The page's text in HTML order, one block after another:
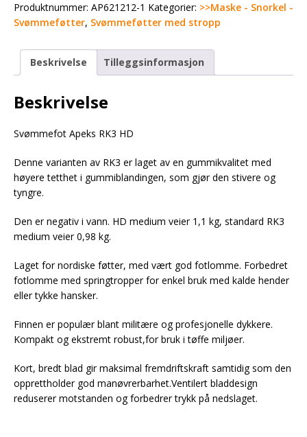
Produktnummer: AP621212-1 Kategorier: >>Maske - Snorkel -
Svømmeføtter, Svømmeføtter med stropp
Beskrivelse Tilleggsinformasjon
Beskrivelse
Svømmefot Apeks RK3 HD
Denne varianten av RK3 er laget av en gummikvalitet med
høyere tetthet i gummiblandingen, som gjør den stivere og
tyngre.
Den er negativ i vann. HD medium veier 1,1 kg, standard RK3
medium veier 0,98 kg.
Laget for nordiske føtter, med vært god fotlomme. Forbedret
fotlomme med springtropper for enkel bruk med kalde hender
eller tykke hansker.
Finnen er populær blant militære og profesjonelle dykkere.
Kompakt og ekstremt robust,for bruk i tøffe miljøer.
Kort, bredt blad gir maksimal fremdriftskraft samtidig som den
opprettholder god manøvrerbarhet.Ventilert bladdesign
reduserer motstanden og forbedrer trykk på nedslaget.